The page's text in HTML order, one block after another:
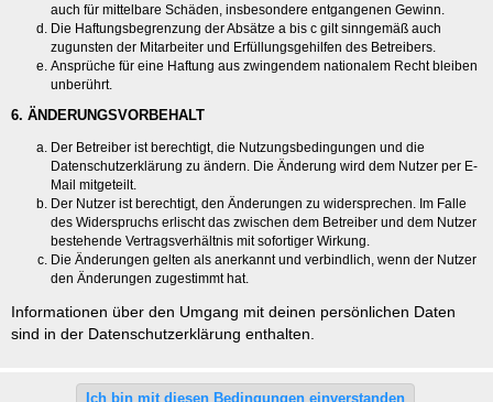
auch für mittelbare Schäden, insbesondere entgangenen Gewinn.
Die Haftungsbegrenzung der Absätze a bis c gilt sinngemäß auch
zugunsten der Mitarbeiter und Erfüllungsgehilfen des Betreibers.
Ansprüche für eine Haftung aus zwingendem nationalem Recht bleiben
unberührt.
6. ÄNDERUNGSVORBEHALT
Der Betreiber ist berechtigt, die Nutzungsbedingungen und die
Datenschutzerklärung zu ändern. Die Änderung wird dem Nutzer per E-
Mail mitgeteilt.
Der Nutzer ist berechtigt, den Änderungen zu widersprechen. Im Falle
des Widerspruchs erlischt das zwischen dem Betreiber und dem Nutzer
bestehende Vertragsverhältnis mit sofortiger Wirkung.
Die Änderungen gelten als anerkannt und verbindlich, wenn der Nutzer
den Änderungen zugestimmt hat.
Informationen über den Umgang mit deinen persönlichen Daten
sind in der Datenschutzerklärung enthalten.